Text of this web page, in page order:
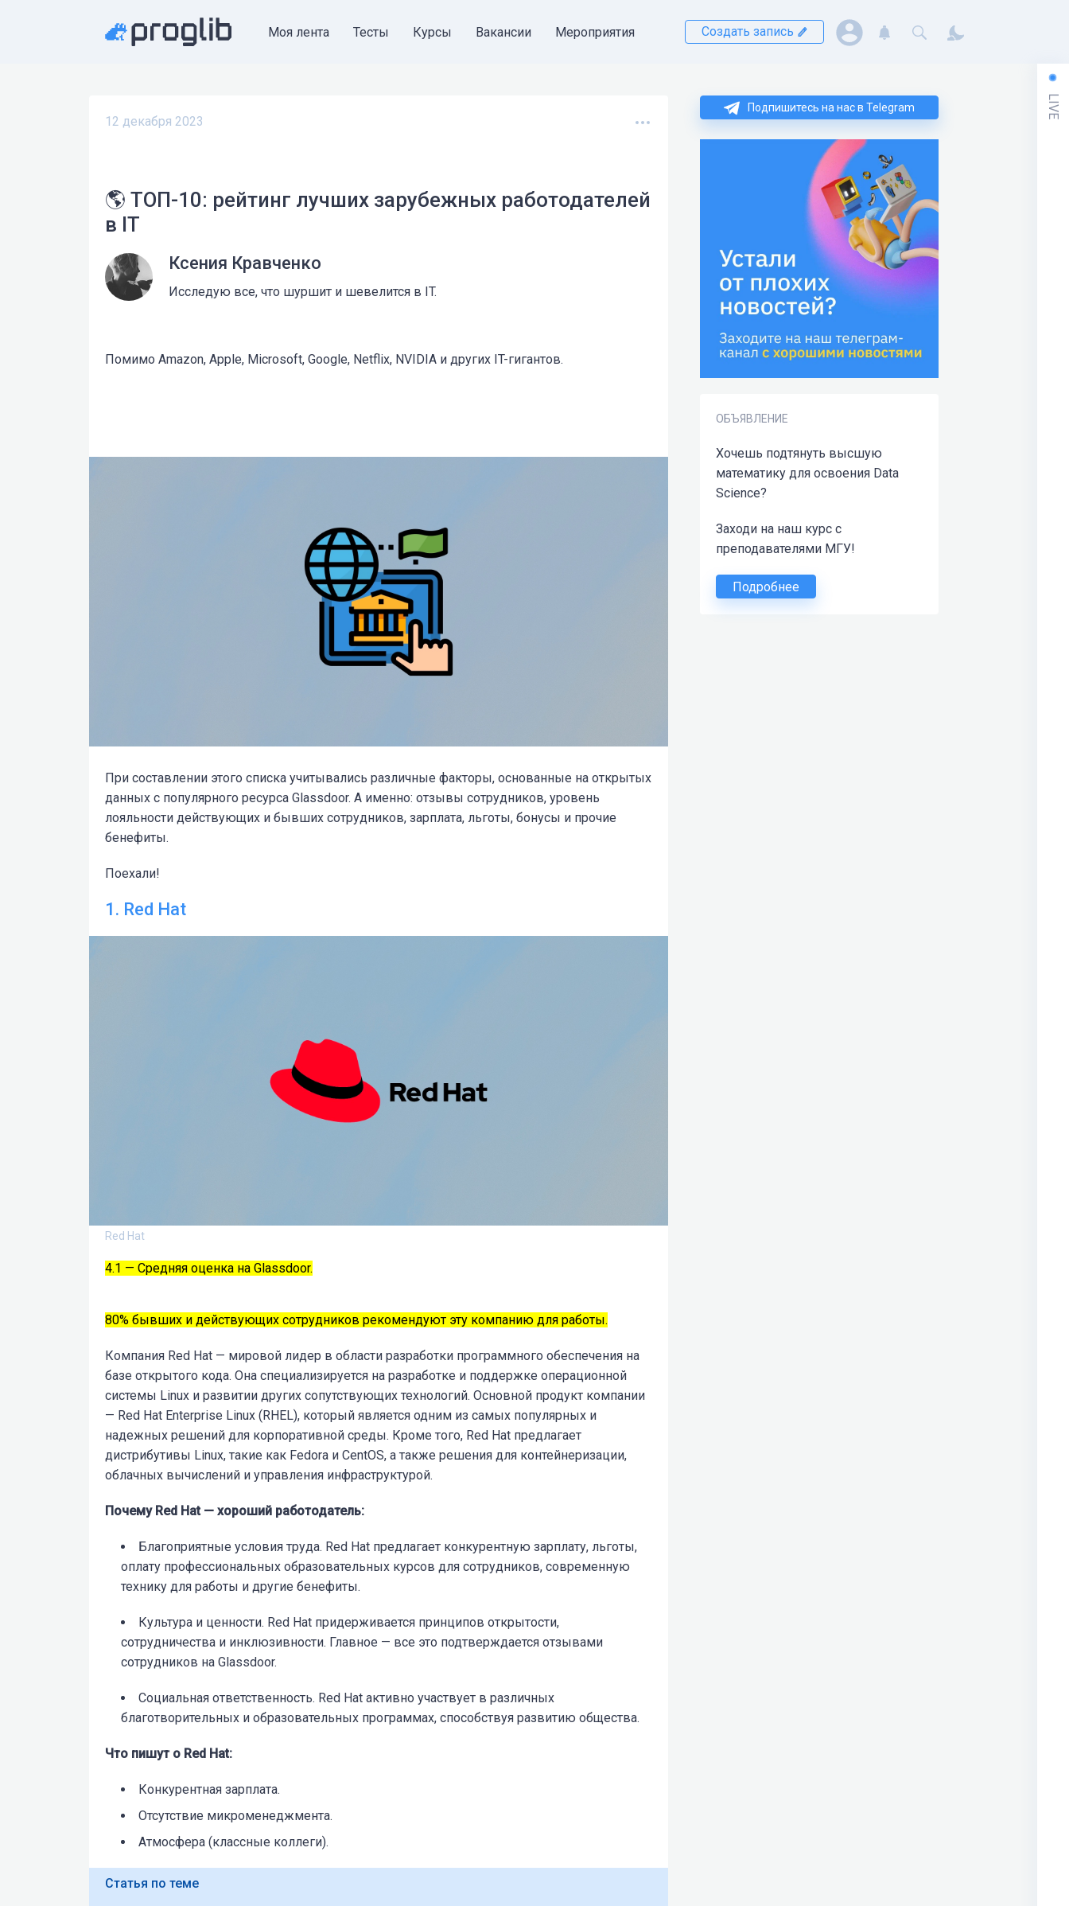
Моя лента Тесты Курсы Вакансии Мероприятия Создать запись
Подпишитесь на нас в Telegram
ОБЪЯВЛЕНИЕ
Хочешь подтянуть высшую
математику для освоения Data
Science?
Заходи на наш курс с
преподавателями МГУ!
Подробнее
12 декабря 2023
🌎 ТОП-10: рейтинг лучших зарубежных работодателей
в IT
Ксения Кравченко
Исследую все, что шуршит и шевелится в IT.
Помимо Amazon, Apple, Microsoft, Google, Netflix, NVIDIA и других IT-гигантов.
При составлении этого списка учитывались различные факторы, основанные на открытых
данных с популярного ресурса Glassdoor. А именно: отзывы сотрудников, уровень
лояльности действующих и бывших сотрудников, зарплата, льготы, бонусы и прочие
бенефиты.
Поехали!
1. Red Hat
Red Hat
4.1 — Средняя оценка на Glassdoor.
80% бывших и действующих сотрудников рекомендуют эту компанию для работы.
Компания Red Hat — мировой лидер в области разработки программного обеспечения на
базе открытого кода. Она специализируется на разработке и поддержке операционной
системы Linux и развитии других сопутствующих технологий. Основной продукт компании
— Red Hat Enterprise Linux (RHEL), который является одним из самых популярных и
надежных решений для корпоративной среды. Кроме того, Red Hat предлагает
дистрибутивы Linux, такие как Fedora и CentOS, а также решения для контейнеризации,
облачных вычислений и управления инфраструктурой.
Почему Red Hat — хороший работодатель:
Благоприятные условия труда. Red Hat предлагает конкурентную зарплату, льготы,
оплату профессиональных образовательных курсов для сотрудников, современную
технику для работы и другие бенефиты.
Культура и ценности. Red Hat придерживается принципов открытости,
сотрудничества и инклюзивности. Главное — все это подтверждается отзывами
сотрудников на Glassdoor.
Социальная ответственность. Red Hat активно участвует в различных
благотворительных и образовательных программах, способствуя развитию общества.
Что пишут о Red Hat:
Конкурентная зарплата.
Отсутствие микроменеджмента.
Атмосфера (классные коллеги).
Статья по теме
LIVE